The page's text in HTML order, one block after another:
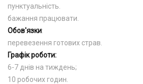
пунктуальність.
бажання працювати.
Обов'язки:
перевезення готових страв.
Графік роботи:
6-7 днів на тиждень;
10 робочих годин.